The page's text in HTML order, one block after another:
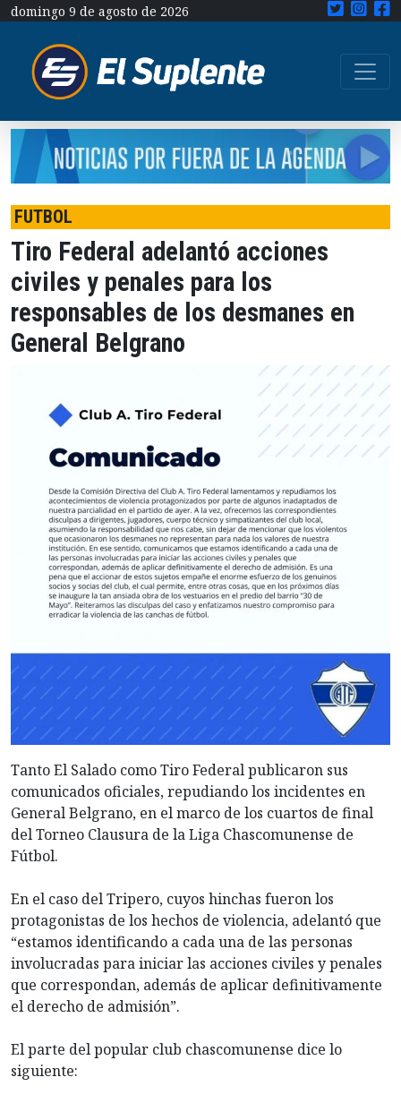
domingo 9 de agosto de 2026
FUTBOL
Tiro Federal adelantó acciones
civiles y penales para los
responsables de los desmanes en
General Belgrano
Tanto El Salado como Tiro Federal publicaron sus
comunicados oficiales, repudiando los incidentes en
General Belgrano, en el marco de los cuartos de final
del Torneo Clausura de la Liga Chascomunense de
Fútbol.
En el caso del Tripero, cuyos hinchas fueron los
protagonistas de los hechos de violencia, adelantó que
“estamos identificando a cada una de las personas
involucradas para iniciar las acciones civiles y penales
que correspondan, además de aplicar definitivamente
el derecho de admisión”.
El parte del popular club chascomunense dice lo
siguiente: